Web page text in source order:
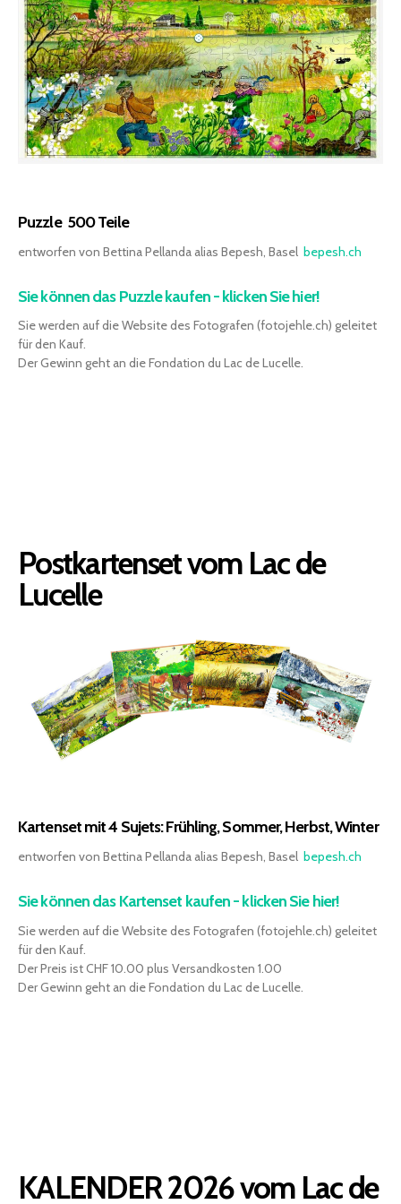
Puzzle 500 Teile
entworfen von Bettina Pellanda alias Bepesh, Basel bepesh.ch
Sie können das Puzzle kaufen - klicken Sie hier!
Sie werden auf die Website des Fotografen (fotojehle.ch) geleitet
für den Kauf.
Der Gewinn geht an die Fondation du Lac de Lucelle.
Postkartenset vom Lac de
Lucelle
Kartenset mit 4 Sujets: Frühling, Sommer, Herbst, Winter
entworfen von Bettina Pellanda alias Bepesh, Basel bepesh.ch
Sie können das Kartenset kaufen - klicken Sie hier!
Sie werden auf die Website des Fotografen (fotojehle.ch) geleitet
für den Kauf.
Der Preis ist CHF 10.00 plus Versandkosten 1.00
Der Gewinn geht an die Fondation du Lac de Lucelle.
KALENDER 2026 vom Lac de